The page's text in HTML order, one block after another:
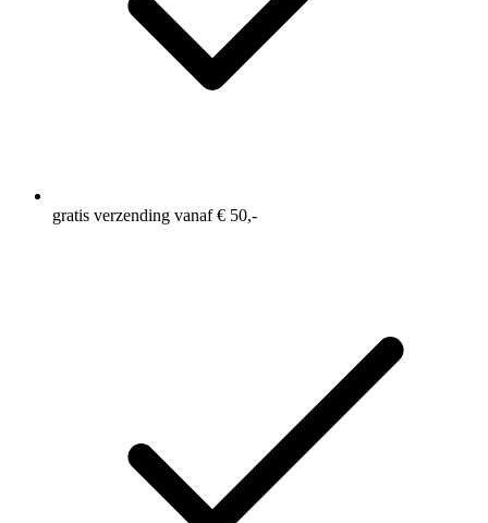
gratis verzending vanaf € 50,-